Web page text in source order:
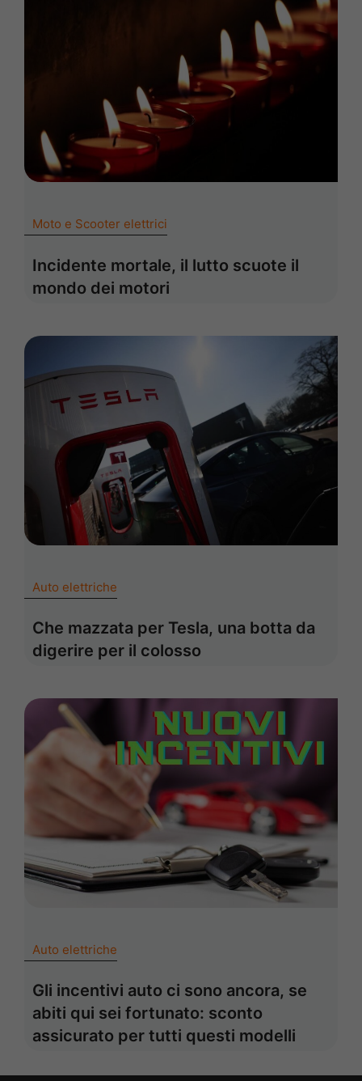
Moto e Scooter elettrici
Incidente mortale, il lutto scuote il
mondo dei motori
Auto elettriche
Che mazzata per Tesla, una botta da
digerire per il colosso
Auto elettriche
Gli incentivi auto ci sono ancora, se
abiti qui sei fortunato: sconto
assicurato per tutti questi modelli